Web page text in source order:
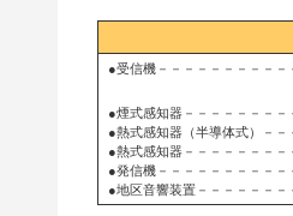
●受信機－－－－－－－－－
●煙式感知器－－－－－－－
●熱式感知器（半導体式）－
●熱式感知器－－－－－－－
●発信機－－－－－－－－－
●地区音響装置－－－－－－